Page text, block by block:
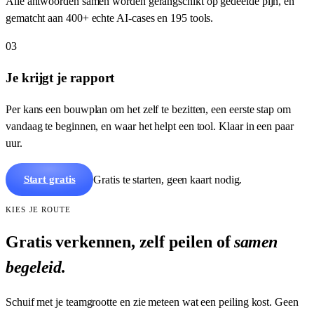
gematcht aan 400+ echte AI-cases en 195 tools.
03
Je krijgt je rapport
Per kans een bouwplan om het zelf te bezitten, een eerste stap om
vandaag te beginnen, en waar het helpt een tool. Klaar in een paar
uur.
Start gratis Gratis te starten, geen kaart nodig.
KIES JE ROUTE
Gratis verkennen, zelf peilen ofsamen
begeleid.
Schuif met je teamgrootte en zie meteen wat een peiling kost. Geen